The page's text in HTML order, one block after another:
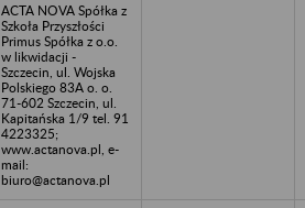
ACTA NOVA Spółka z
Szkoła Przyszłości
Primus Spółka z o.o.
w likwidacji -
Szczecin, ul. Wojska
Polskiego 83A o. o.
71-602 Szczecin, ul.
Kapitańska 1/9 tel. 91
4223325;
www.actanova.pl, e-
mail:
biuro@actanova.pl